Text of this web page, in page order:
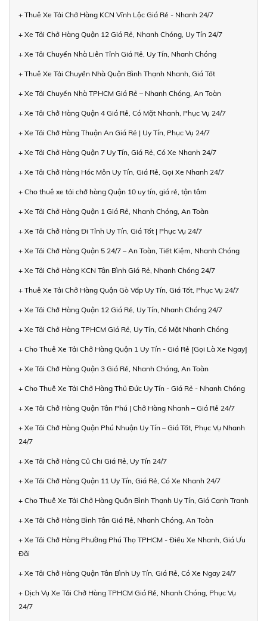
+ Thuê Xe Tải Chở Hàng KCN Vĩnh Lộc Giá Rẻ - Nhanh 24/7
+ Xe Tải Chở Hàng Quận 12 Giá Rẻ, Nhanh Chóng, Uy Tín 24/7
+ Xe Tải Chuyển Nhà Liên Tỉnh Giá Rẻ, Uy Tín, Nhanh Chóng
+ Thuê Xe Tải Chuyển Nhà Quận Bình Thạnh Nhanh, Giá Tốt
+ Xe Tải Chuyển Nhà TPHCM Giá Rẻ – Nhanh Chóng, An Toàn
+ Xe Tải Chở Hàng Quận 4 Giá Rẻ, Có Mặt Nhanh, Phục Vụ 24/7
+ Xe Tải Chở Hàng Thuận An Giá Rẻ | Uy Tín, Phục Vụ 24/7
+ Xe Tải Chở Hàng Quận 7 Uy Tín, Giá Rẻ, Có Xe Nhanh 24/7
+ Xe Tải Chở Hàng Hóc Môn Uy Tín, Giá Rẻ, Gọi Xe Nhanh 24/7
+ Cho thuê xe tải chở hàng Quận 10 uy tín, giá rẻ, tận tâm
+ Xe Tải Chở Hàng Quận 1 Giá Rẻ, Nhanh Chóng, An Toàn
+ Xe Tải Chở Hàng Đi Tỉnh Uy Tín, Giá Tốt | Phục Vụ 24/7
+ Xe Tải Chở Hàng Quận 5 24/7 – An Toàn, Tiết Kiệm, Nhanh Chóng
+ Xe Tải Chở Hàng KCN Tân Bình Giá Rẻ, Nhanh Chóng 24/7
+ Thuê Xe Tải Chở Hàng Quận Gò Vấp Uy Tín, Giá Tốt, Phục Vụ 24/7
+ Xe Tải Chở Hàng Quận 12 Giá Rẻ, Uy Tín, Nhanh Chóng 24/7
+ Xe Tải Chở Hàng TPHCM Giá Rẻ, Uy Tín, Có Mặt Nhanh Chóng
+ Cho Thuê Xe Tải Chở Hàng Quận 1 Uy Tín - Giá Rẻ [Gọi Là Xe Ngay]
+ Xe Tải Chở Hàng Quận 3 Giá Rẻ, Nhanh Chóng, An Toàn
+ Cho Thuê Xe Tải Chở Hàng Thủ Đức Uy Tín - Giá Rẻ - Nhanh Chóng
+ Xe Tải Chở Hàng Quận Tân Phú | Chở Hàng Nhanh – Giá Rẻ 24/7
+ Xe Tải Chở Hàng Quận Phú Nhuận Uy Tín – Giá Tốt, Phục Vụ Nhanh
24/7
+ Xe Tải Chở Hàng Củ Chi Giá Rẻ, Uy Tín 24/7
+ Xe Tải Chở Hàng Quận 11 Uy Tín, Giá Rẻ, Có Xe Nhanh 24/7
+ Cho Thuê Xe Tải Chở Hàng Quận Bình Thạnh Uy Tín, Giá Cạnh Tranh
+ Xe Tải Chở Hàng Bình Tân Giá Rẻ, Nhanh Chóng, An Toàn
+ Xe Tải Chở Hàng Phường Phú Thọ TPHCM - Điều Xe Nhanh, Giá Ưu
Đãi
+ Xe Tải Chở Hàng Quận Tân Bình Uy Tín, Giá Rẻ, Có Xe Ngay 24/7
+ Dịch Vụ Xe Tải Chở Hàng TPHCM Giá Rẻ, Nhanh Chóng, Phục Vụ
24/7